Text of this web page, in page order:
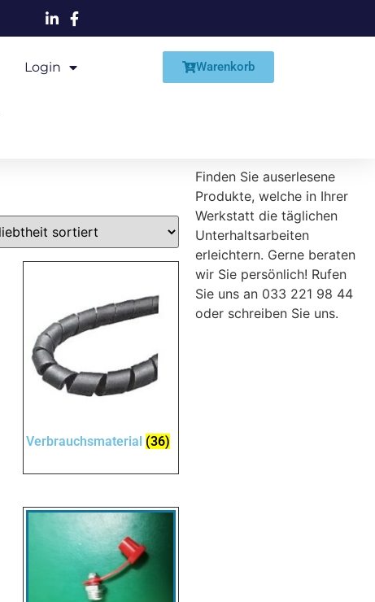
Login Shop
Warenkorb
Verbrauchsmaterial (36)
Finden Sie auserlesene
Produkte, welche in Ihrer
Werkstatt die täglichen
Unterhaltsarbeiten
erleichtern. Gerne beraten
wir Sie persönlich! Rufen
Sie uns an 033 221 98 44
oder schreiben Sie uns.